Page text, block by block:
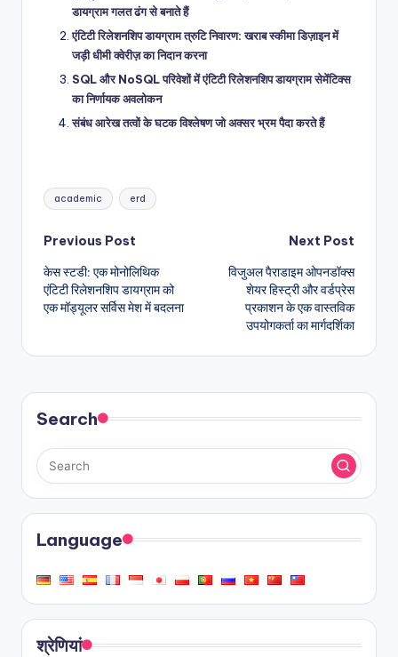
डायग्राम गलत ढंग से बनाते हैं
एंटिटी रिलेशनशिप डायग्राम त्रुटि निवारण: खराब स्कीमा डिज़ाइन में
जड़ी धीमी क्वेरीज़ का निदान करना
SQL और NoSQL परिवेशों में एंटिटी रिलेशनशिप डायग्राम सेमेंटिक्स
का निर्णायक अवलोकन
संबंध आरेख तत्वों के घटक विश्लेषण जो अक्सर भ्रम पैदा करते हैं
Tags:
academic erd
Post
navigation
Previous Post
केस स्टडी: एक मोनोलिथिक
एंटिटी रिलेशनशिप डायग्राम को
एक मॉड्यूलर सर्विस मेश में बदलना
Next Post
विजुअल पैराडाइम ओपनडॉक्स
शेयर हिस्ट्री और वर्डप्रेस
प्रकाशन के एक वास्तविक
उपयोगकर्ता का मार्गदर्शिका
Search
Language
श्रेणियां